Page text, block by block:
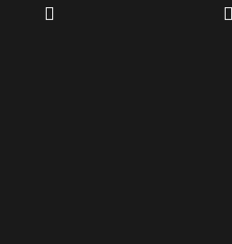
PROYECTO CUYO